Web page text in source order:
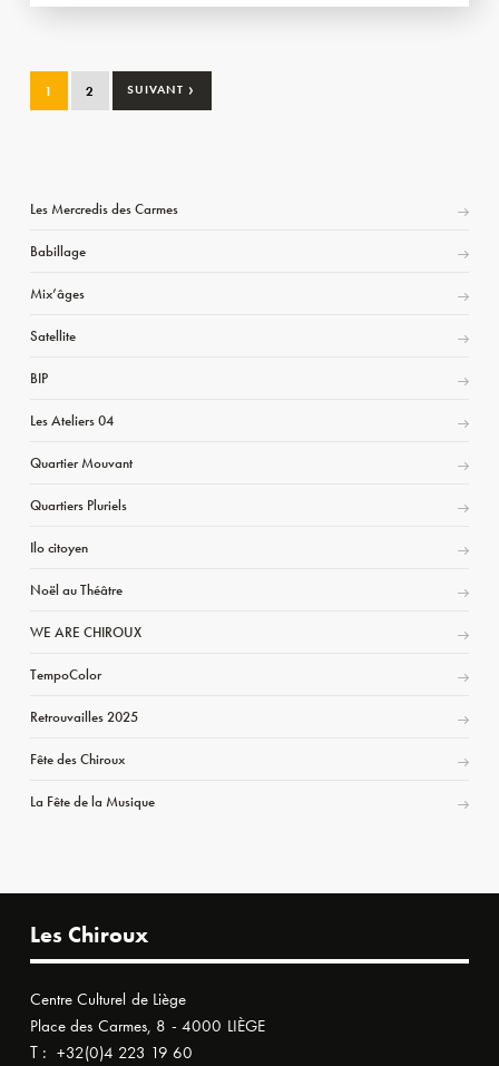
1 2 SUIVANT ›
Les Mercredis des Carmes
Babillage
Mix’âges
Satellite
BIP
Les Ateliers 04
Quartier Mouvant
Quartiers Pluriels
Ilo citoyen
Noël au Théâtre
WE ARE CHIROUX
TempoColor
Retrouvailles 2025
Fête des Chiroux
La Fête de la Musique
Les Chiroux
Centre Culturel de Liège
Place des Carmes, 8 - 4000 LIÈGE
T : +32(0)4 223 19 60